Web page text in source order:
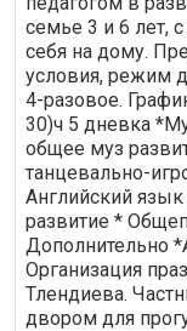
семье 3 и 6 лет,
себя на дому.
условия, режим
4-разовое.
30)ч 5 дневка
общее муз
танцевально-
Английский
развитие *
Дополнительно
Организация
Тлендиева.
двором для